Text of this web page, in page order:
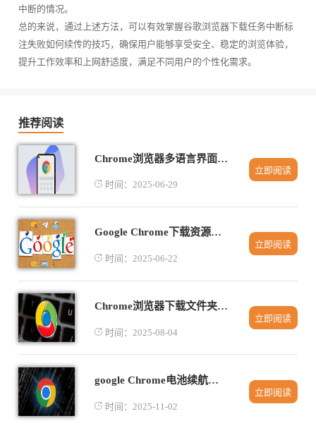
中断的情况。
总的来说，通过上述方法，可以有效掌握谷歌浏览器下载任务中断标
注失败如何续传的技巧，确保用户能够享受安全、稳定的浏览体验，
提升工作效率和上网舒适度，满足不同用户的个性化需求。
推荐阅读
Chrome浏览器多语言界面切换技巧
时间：2025-06-29
立即阅读
Google Chrome下载资源显示404错误如何检查链接
时间：2025-06-22
立即阅读
Chrome浏览器下载文件夹路径错误的修正方法
时间：2025-08-04
立即阅读
google Chrome电池续航消耗测试
时间：2025-11-02
立即阅读